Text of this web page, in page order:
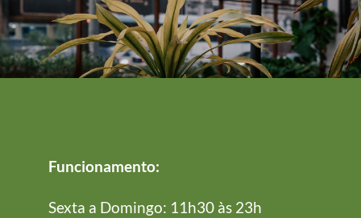
Funcionamento:
Sexta a Domingo: 11h30 às 23h